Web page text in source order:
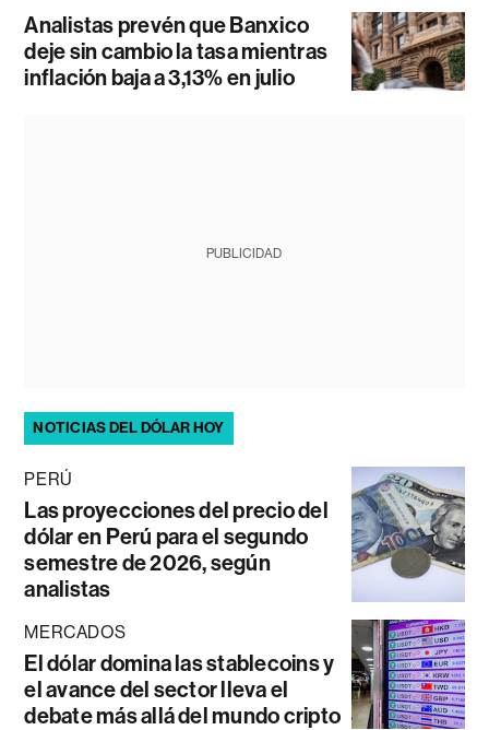
Analistas prevén que Banxico
deje sin cambio la tasa mientras
inflación baja a 3,13% en julio
PUBLICIDAD
NOTICIAS DEL DÓLAR HOY
PERÚ
Las proyecciones del precio del
dólar en Perú para el segundo
semestre de 2026, según
analistas
MERCADOS
El dólar domina las stablecoins y
el avance del sector lleva el
debate más allá del mundo cripto